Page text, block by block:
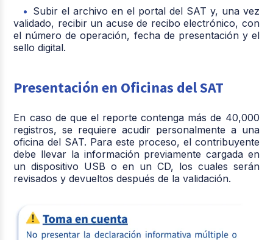
Subir el archivo en el portal del SAT y, una vez
validado, recibir un acuse de recibo electrónico, con
el número de operación, fecha de presentación y el
sello digital.
Presentación en Oficinas del SAT
En caso de que el reporte contenga más de 40,000
registros, se requiere acudir personalmente a una
oficina del SAT. Para este proceso, el contribuyente
debe llevar la información previamente cargada en
un dispositivo USB o en un CD, los cuales serán
revisados y devueltos después de la validación.